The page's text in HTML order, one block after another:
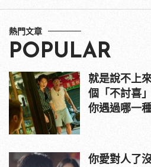
熱門文章
POPULAR
就是說不上
個「不討喜
你遇過哪一
你愛對人了